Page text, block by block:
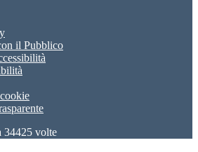
il Pubblico
34425 volte